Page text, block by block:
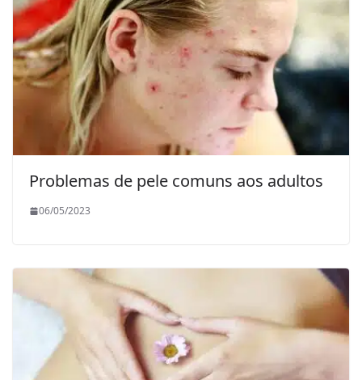
Problemas de pele comuns aos adultos
06/05/2023